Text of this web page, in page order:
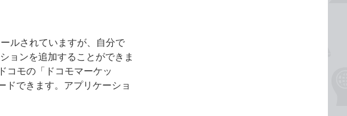
ルされていますが、自分で
ョンを追加することができま
コモの「ドコモマーケッ
ドできます。アプリケーショ